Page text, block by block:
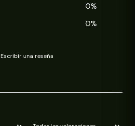
0%
0%
Escribir una reseña